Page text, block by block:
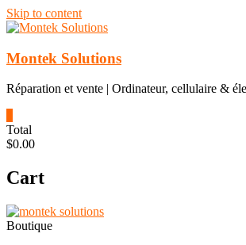
Skip to content
Montek Solutions
Réparation et vente | Ordinateur, cellulaire &
Total
$0.00
Cart
Boutique